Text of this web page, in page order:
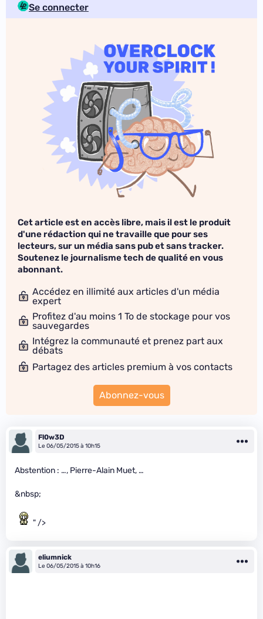
Se connecter
Cet article est en accès libre, mais il est le produit
d'une rédaction qui ne travaille que pour ses
lecteurs, sur un média sans pub et sans tracker.
Soutenez le journalisme tech de qualité en vous
abonnant.
Accédez en illimité aux articles d'un média
expert
Profitez d'au moins 1 To de stockage pour vos
sauvegardes
Intégrez la communauté et prenez part aux
débats
Partagez des articles premium à vos contacts
Abonnez-vous
Fl0w3D
Le 06/05/2015 à 10h15
Abstention : …, Pierre-Alain Muet, …
&nbsp;
" />
eliumnick
Le 06/05/2015 à 10h16